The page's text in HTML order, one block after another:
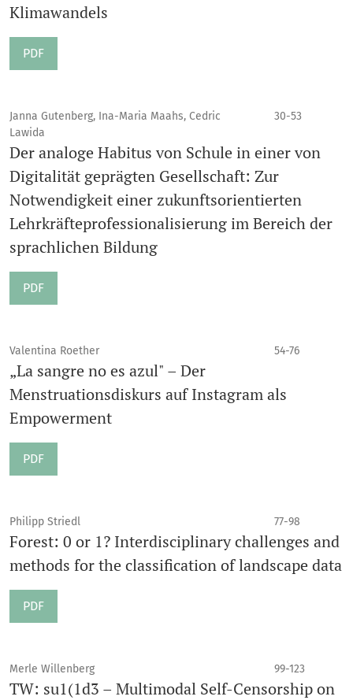
Klimawandels
PDF
Janna Gutenberg, Ina-Maria Maahs, Cedric
Lawida
30-53
Der analoge Habitus von Schule in einer von
Digitalität geprägten Gesellschaft: Zur
Notwendigkeit einer zukunftsorientierten
Lehrkräfteprofessionalisierung im Bereich der
sprachlichen Bildung
PDF
Valentina Roether 54-76
„La sangre no es azul" – Der
Menstruationsdiskurs auf Instagram als
Empowerment
PDF
Philipp Striedl 77-98
Forest: 0 or 1? Interdisciplinary challenges and
methods for the classification of landscape data
PDF
Merle Willenberg 99-123
TW: su1(1d3 – Multimodal Self-Censorship on